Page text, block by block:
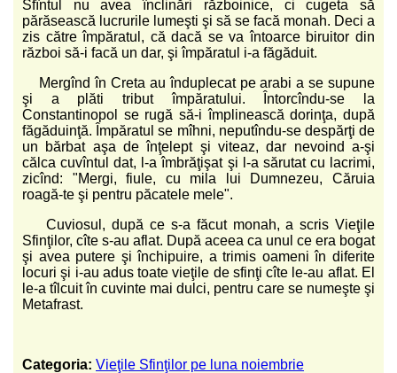
Sfîntul nu avea înclinări războinice, ci cugeta să
părăsească lucrurile lumeşti şi să se facă monah. Deci a
zis către împăratul, că dacă se va întoarce biruitor din
război să-i facă un dar, şi împăratul i-a făgăduit.
Mergînd în Creta au înduplecat pe arabi a se supune
şi a plăti tribut împăratului. Întorcîndu-se la
Constantinopol se rugă să-i împlinească dorinţa, după
făgăduinţă. Împăratul se mîhni, neputîndu-se despărţi de
un bărbat aşa de înţelept şi viteaz, dar nevoind a-şi
călca cuvîntul dat, l-a îmbrăţişat şi l-a sărutat cu lacrimi,
zicînd: "Mergi, fiule, cu mila lui Dumnezeu, Căruia
roagă-te şi pentru păcatele mele".
Cuviosul, după ce s-a făcut monah, a scris Vieţile
Sfinţilor, cîte s-au aflat. După aceea ca unul ce era bogat
şi avea putere şi închipuire, a trimis oameni în diferite
locuri şi i-au adus toate vieţile de sfinţi cîte le-au aflat. El
le-a tîlcuit în cuvinte mai dulci, pentru care se numeşte şi
Metafrast.
Categoria: Vieţile Sfinţilor pe luna noiembrie